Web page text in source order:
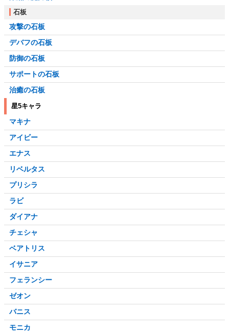
石板
攻撃の石板
デバフの石板
防御の石板
サポートの石板
治癒の石板
星5キャラ
マキナ
アイビー
エナス
リベルタス
プリシラ
ラビ
ダイアナ
チェシャ
ベアトリス
イサニア
フェランシー
ゼオン
バニス
モニカ